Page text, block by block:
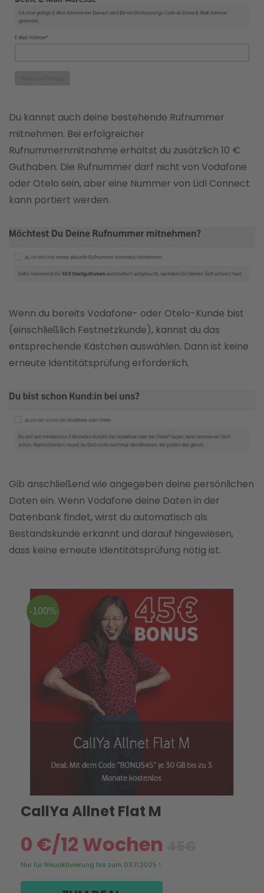
Du kannst auch deine bestehende Rufnummer
mitnehmen. Bei erfolgreicher
Rufnummernmitnahme erhältst du zusätzlich 10 €
Guthaben. Die Rufnummer darf nicht von Vodafone
oder Otelo sein, aber eine Nummer von Lidl Connect
kann portiert werden.
Wenn du bereits Vodafone- oder Otelo-Kunde bist
(einschließlich Festnetzkunde), kannst du das
entsprechende Kästchen auswählen. Dann ist keine
erneute Identitätsprüfung erforderlich.
Gib anschließend wie angegeben deine persönlichen
Daten ein. Wenn Vodafone deine Daten in der
Datenbank findet, wirst du automatisch als
Bestandskunde erkannt und darauf hingewiesen,
dass keine erneute Identitätsprüfung nötig ist.
-100%
CallYa Allnet Flat M
0 €/12 Wochen
Nur für Neuaktivierung bis zum 03.11.2025！